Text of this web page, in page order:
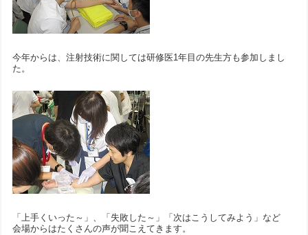
今年からは、注射技術に関しては研修医1年目の先生方も参加しまし
た。
「上手くいった～」、「失敗した～」「次はこうしてみよう」など
会場からはたくさんの声が聞こえてきます。